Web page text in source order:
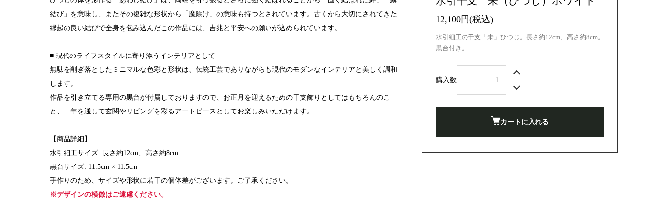
結び」を意味し、またその複雑な形状から「魔除け」の意味も持つとされています。古くから大切にされてきた
縁起の良い結びで全身を包み込んだこの作品には、吉兆と平安への願いが込められています。
■ 現代のライフスタイルに寄り添うインテリアとして
無駄を削ぎ落としたミニマルな色彩と形状は、伝統工芸でありながらも現代のモダンなインテリアと美しく調和
します。
作品を引き立てる専用の黒台が付属しておりますので、お正月を迎えるための干支飾りとしてはもちろんのこ
と、一年を通して玄関やリビングを彩るアートピースとしてお楽しみいただけます。
【商品詳細】
水引細工サイズ: 長さ約12cm、高さ約8cm
黒台サイズ: 11.5cm × 11.5cm
手作りのため、サイズや形状に若干の個体差がございます。ご了承ください。
※デザインの模倣はご遠慮ください。
12,100円(税込)
水引細工の干支「未」ひつじ。長さ約12cm、高さ約8cm。
黒台付き。
購入数
カートに入れる